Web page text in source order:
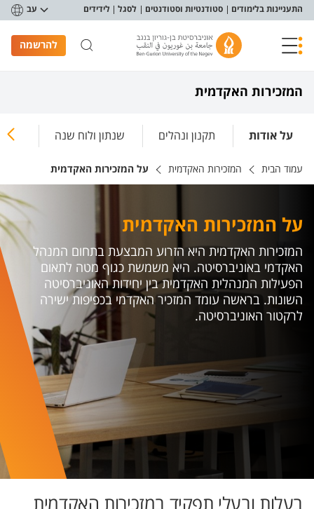
תפריט נגישות
התעניינות בלימודים סטודנטיות וסטודנטים לסגל לידידים עב
להרשמה
המזכירות האקדמית
על אודות תקנון ונהלים שנתון ולוח שנה
עמוד הבית המזכירות האקדמית על המזכירות האקדמית
על המזכירות האקדמית
המזכירות האקדמית היא הזרוע המבצעת בתחום המנהל
האקדמי באוניברסיטה. היא משמשת כגוף מטה לתאום
הפעילות המנהלית האקדמית בין יחידות האוניברסיטה
השונות. בראשה עומד המזכיר האקדמי בכפיפות ישירה
לרקטור האוניברסיטה.
בעלות ובעלי תפקיד במזכירות האקדמית